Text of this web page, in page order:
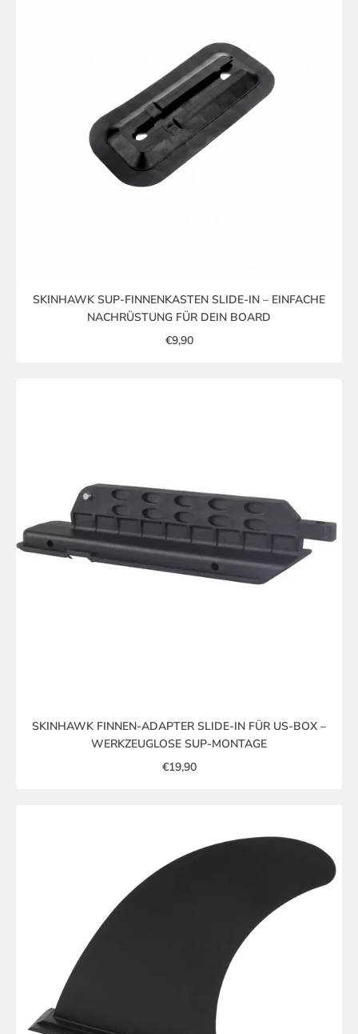
SKINHAWK SUP-FINNENKASTEN SLIDE-IN – EINFACHE
NACHRÜSTUNG FÜR DEIN BOARD
€9,90
SKINHAWK FINNEN-ADAPTER SLIDE-IN FÜR US-BOX –
WERKZEUGLOSE SUP-MONTAGE
€19,90